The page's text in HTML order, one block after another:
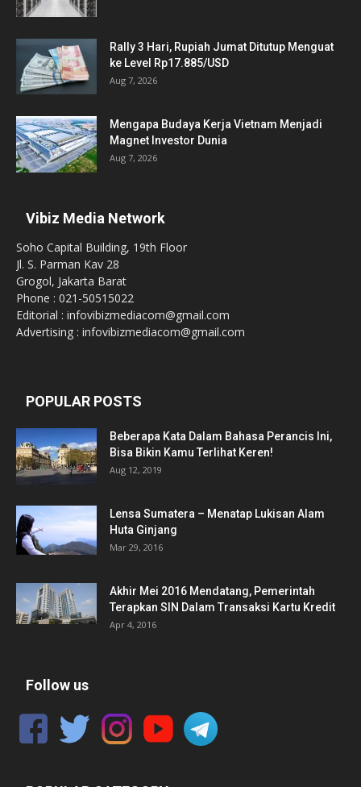
Rally 3 Hari, Rupiah Jumat Ditutup Menguat
ke Level Rp17.885/USD
Aug 7, 2026
Mengapa Budaya Kerja Vietnam Menjadi
Magnet Investor Dunia
Aug 7, 2026
Vibiz Media Network
Soho Capital Building, 19th Floor
Jl. S. Parman Kav 28
Grogol, Jakarta Barat
Phone : 021-50515022
Editorial : infovibizmediacom@gmail.com
Advertising : infovibizmediacom@gmail.com
POPULAR POSTS
Beberapa Kata Dalam Bahasa Perancis Ini,
Bisa Bikin Kamu Terlihat Keren!
Aug 12, 2019
Lensa Sumatera – Menatap Lukisan Alam
Huta Ginjang
Mar 29, 2016
Akhir Mei 2016 Mendatang, Pemerintah
Terapkan SIN Dalam Transaksi Kartu Kredit
Apr 4, 2016
Follow us